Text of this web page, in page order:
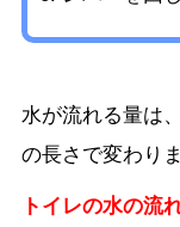
水が流れる量は
の長さで変わりま
トイレの水の流